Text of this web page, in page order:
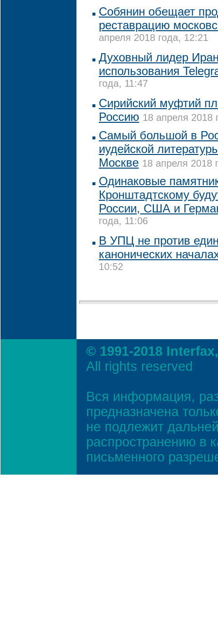
Собянин обещает
реставрацию
апреля 2018 года, 12:21
Духовный лидер
использования
года, 11:47
Сирийский муфтий
Россию 18 апреля 2018
Самый большой в
иудейской
Москве 18 апреля 2018
Одинаковые
Кронштадтскому
России, США и
года, 11:06
В УПЦ не против
канонических
10:52
© 1991-2018
All rights reserved
Вся информация,
предназначена
не подлежит
распространению в
письменного